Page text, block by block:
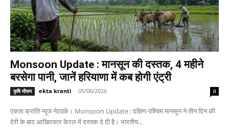
Monsoon Update : मानसून की दस्तक, 4 महीने
बरसेगा पानी, जानें हरियाणा में कब होगी एंट्री
कृषि मौसम ekta kranti - 05/06/2026 0
एकता क्रांति न्यूज नेटवर्क। Monsoon Update : दक्षिण-पश्चिम मानसून ने तीन दिन की
देरी के बाद आखिरकार केरल में दस्तक दे दी है। भारतीय...